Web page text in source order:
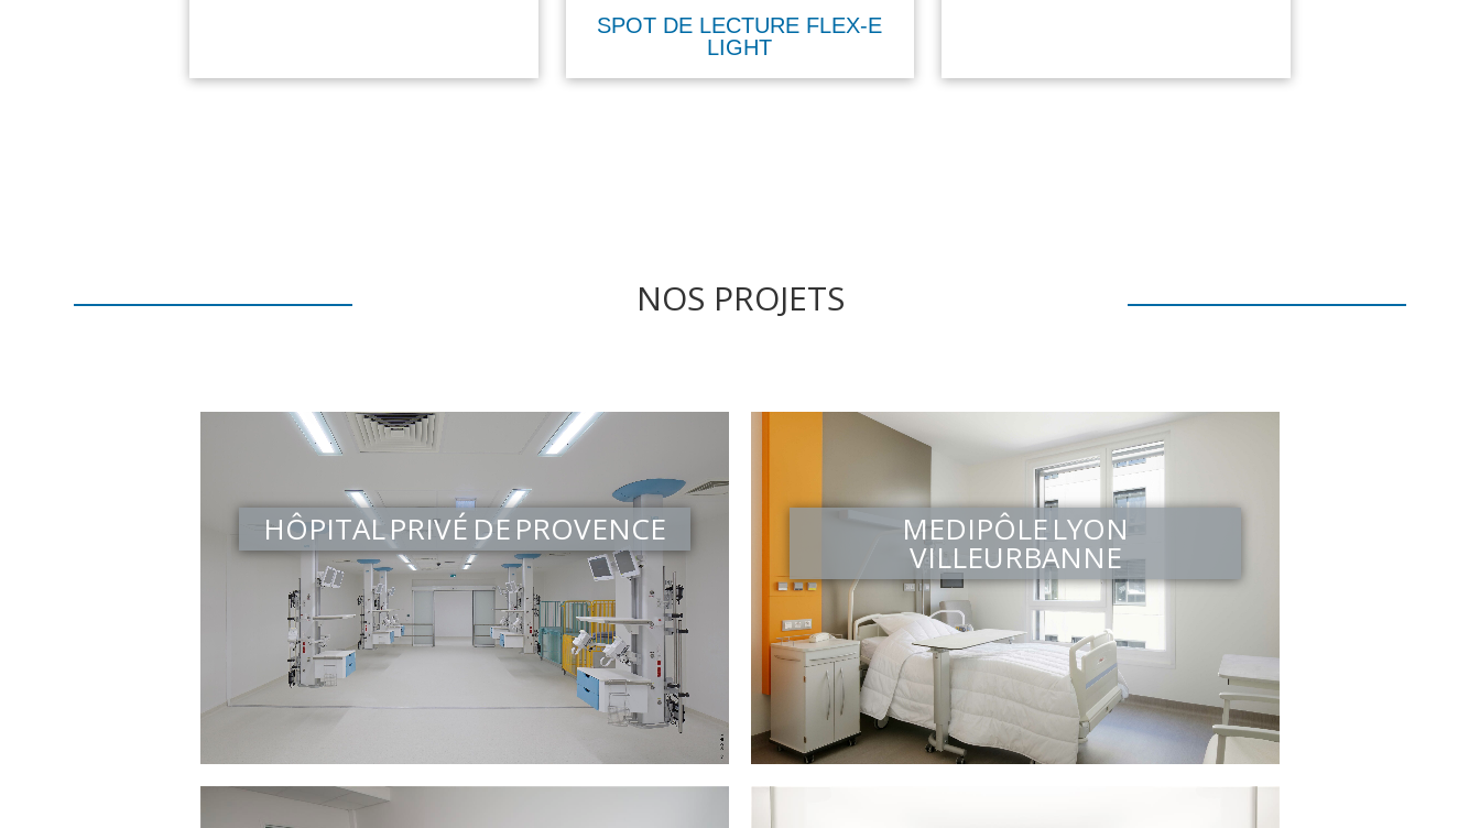
SPOT DE LECTURE FLEX-E
LIGHT
NOS PROJETS
HÔPITAL PRIVÉ DE PROVENCE MEDIPÔLE LYON
VILLEURBANNE